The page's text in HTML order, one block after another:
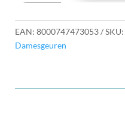
EAN: 8000747473053 SKU:
Damesgeuren